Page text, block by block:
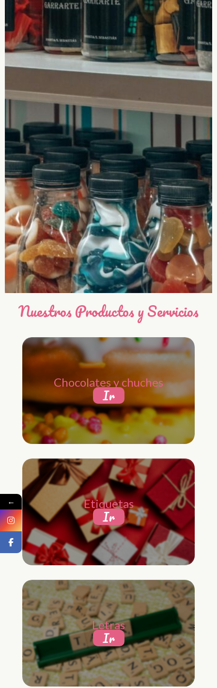
Nuestros Productos y Servicios
Chocolates y chuches
Ir
Etiquetas
Ir
Letras
Ir
←